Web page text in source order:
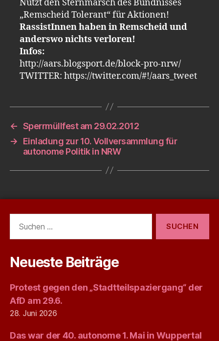
Nutzt den Stern­marsch des Bünd­nis­ses
„Remscheid To­le­rant“ für Ak­tionen!
Ras­sis­tIn­nen haben in Rem­scheid und
an­ders­wo nichts ver­lo­ren!
Infos:
http://aars.blogsport.de/block-pro-nrw/
TWIT­TER: https://​twitter.​com/#!/​aars_​tweet
← Sperrmüllfest am 29.02.2012
→
Einladung zur 10. Vollversammlung für
autonome Politik in NRW
nach:
Neueste Beiträge
Protest gegen den „Stadtteilspaziergang“ der
AfD am 29.6.
28. Juni 2026
Das war der 40. autonome 1. Mai in Wuppertal